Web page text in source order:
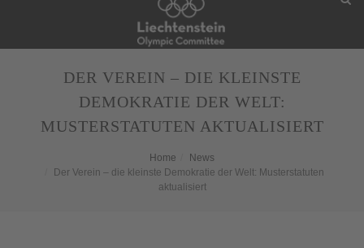
DER VEREIN – DIE KLEINSTE
DEMOKRATIE DER WELT:
MUSTERSTATUTEN AKTUALISIERT
Home
News
Der Verein – die kleinste Demokratie der Welt: Musterstatuten
aktualisiert